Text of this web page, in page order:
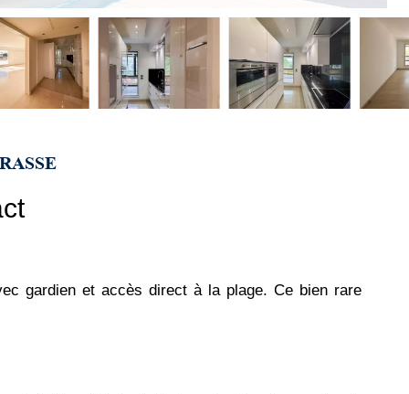
gardien et accès direct à la plage. Ce bien rare